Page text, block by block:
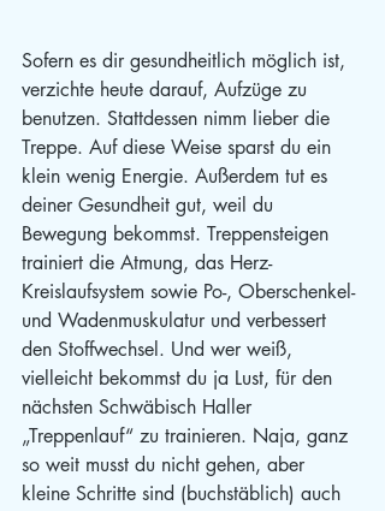
Sofern es dir gesundheitlich möglich ist,
verzichte heute darauf, Aufzüge zu
benutzen. Stattdessen nimm lieber die
Treppe. Auf diese Weise sparst du ein
klein wenig Energie. Außerdem tut es
deiner Gesundheit gut, weil du
Bewegung bekommst. Treppensteigen
trainiert die Atmung, das Herz-
Kreislaufsystem sowie Po-, Oberschenkel-
und Wadenmuskulatur und verbessert
den Stoffwechsel. Und wer weiß,
vielleicht bekommst du ja Lust, für den
nächsten Schwäbisch Haller
„Treppenlauf“ zu trainieren. Naja, ganz
so weit musst du nicht gehen, aber
kleine Schritte sind (buchstäblich) auch